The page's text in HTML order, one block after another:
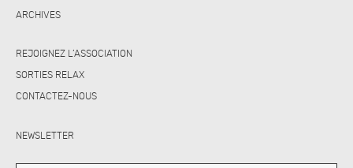
ARCHIVES
REJOIGNEZ L’ASSOCIATION
SORTIES RELAX
CONTACTEZ-NOUS
NEWSLETTER